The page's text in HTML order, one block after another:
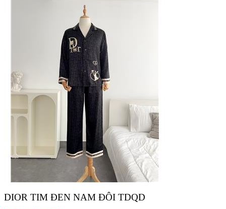
DIOR TIM ĐEN NAM ĐÔI TDQD